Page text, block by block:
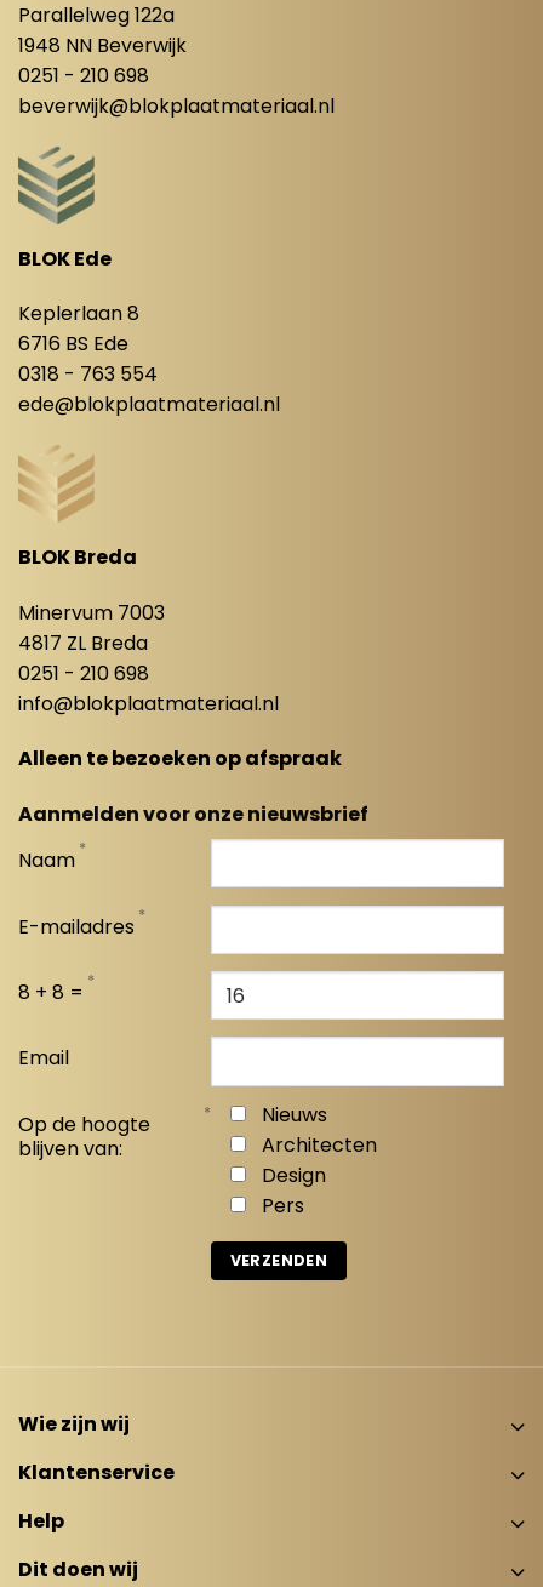
Parallelweg 122a
1948 NN Beverwijk
0251 - 210 698
beverwijk@blokplaatmateriaal.nl
BLOK Ede
Keplerlaan 8
6716 BS Ede
0318 - 763 554
ede@blokplaatmateriaal.nl
BLOK Breda
Minervum 7003
4817 ZL Breda
0251 - 210 698
info@blokplaatmateriaal.nl
Alleen te bezoeken op afspraak
Aanmelden voor onze nieuwsbrief
Naam *
E-mailadres *
8 + 8 = *
Email
Op de hoogte
blijven van:
*
Nieuws
Architecten
Design
Pers
Wie zijn wij
Klantenservice
Help
Dit doen wij